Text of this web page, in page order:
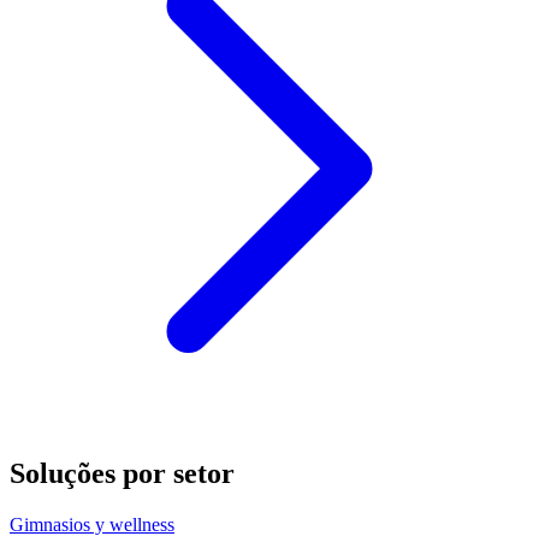
Soluções por setor
Gimnasios y wellness